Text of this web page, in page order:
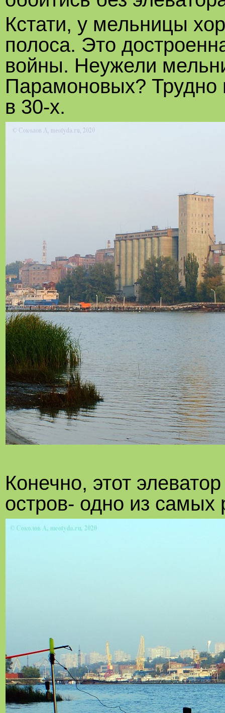
Кстати, у мельницы
полоса. Это
войны. Неужели
Парамоновых? Трудно
в 30-х.
Конечно, этот
остров- одно из самых